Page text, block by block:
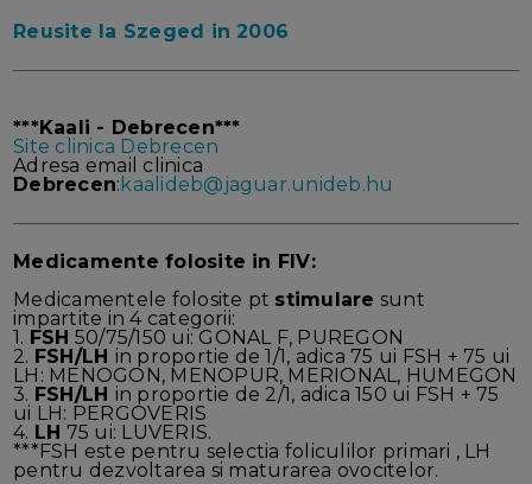
Reusite la Szeged in 2006
***Kaali - Debrecen***
Site clinica Debrecen
Adresa email clinica
Debrecen: kaalideb@jaguar.unideb.hu
Medicamente folosite in FIV:
Medicamentele folosite pt stimulare sunt
impartite in 4 categorii:
1. FSH 50/75/150 ui: GONAL F, PUREGON
2. FSH/LH in proportie de 1/1, adica 75 ui FSH + 75 ui
LH: MENOGON, MENOPUR, MERIONAL, HUMEGON
3. FSH/LH in proportie de 2/1, adica 150 ui FSH + 75
ui LH: PERGOVERIS
4. LH 75 ui: LUVERIS.
***FSH este pentru selectia foliculilor primari , LH
pentru dezvoltarea si maturarea ovocitelor.